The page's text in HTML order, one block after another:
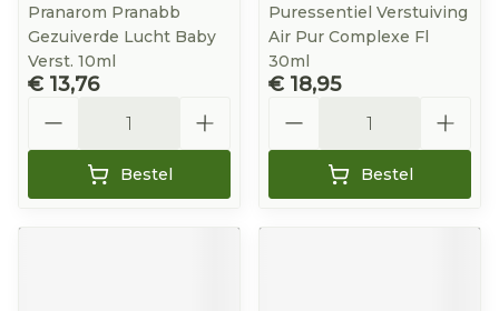
Pranarom Pranabb
Gezuiverde Lucht Baby
Verst. 10ml
€ 13,76
Bestel
Puressentiel Verstuiving
Air Pur Complexe Fl
30ml
€ 18,95
Bestel